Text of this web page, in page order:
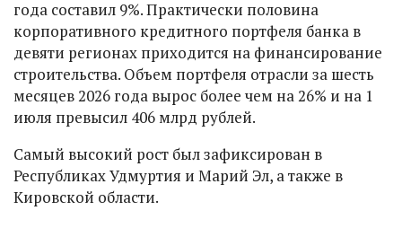
года составил 9%. Практически половина
корпоративного кредитного портфеля банка в
девяти регионах приходится на финансирование
строительства. Объем портфеля отрасли за шесть
месяцев 2026 года вырос более чем на 26% и на 1
июля превысил 406 млрд рублей.
Самый высокий рост был зафиксирован в
Республиках Удмуртия и Марий Эл, а также в
Кировской области.